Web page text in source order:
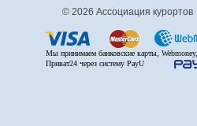
© 2026 Ассоциация курортов
Мы принимаем банковские карты, Webmoney,
Приват24 через систему PayU